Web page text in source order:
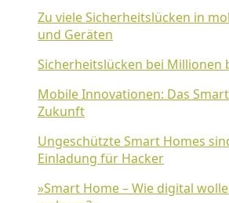
Zu viele Sicherheitslücken in
und Geräten
Sicherheitslücken bei Millionen
Mobile Innovationen: Das
Zukunft
Ungeschützte Smart Homes
Einladung für Hacker
»Smart Home – Wie digital